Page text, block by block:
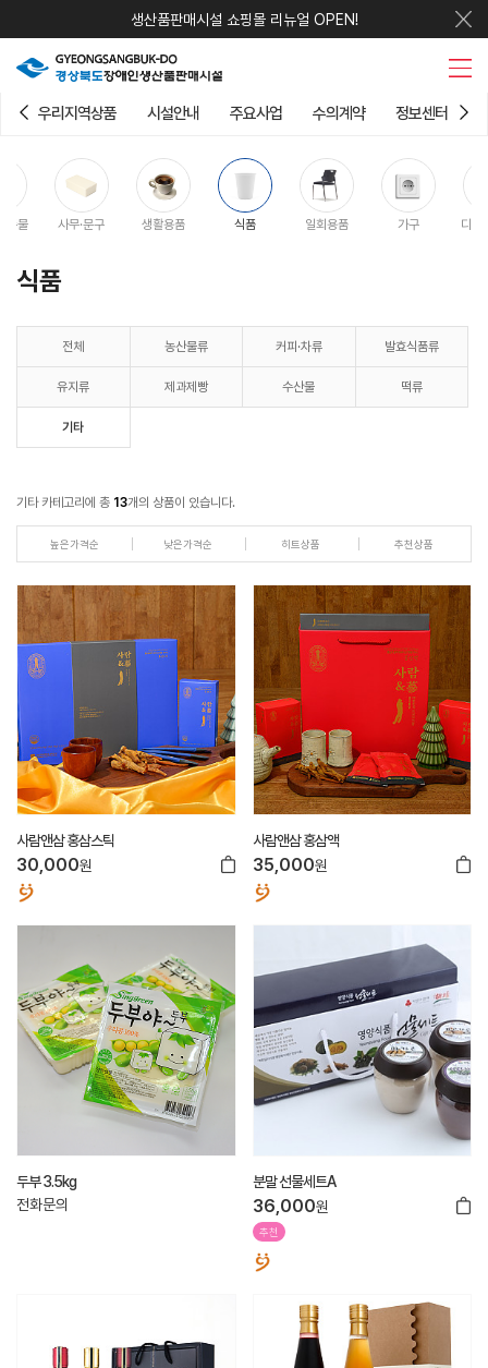
생산품판매시설 쇼핑몰 리뉴얼 OPEN!
우리지역상품 시설안내 주요사업 수의계약 정보센터
촉물 사무·문구 생활용품 식품 일회용품 가구 디지
식품
전체 농산물류 커피·차류 발효식품류
유지류 제과제빵 수산물 떡류
기타
기타 카테고리에 총 13개의 상품이 있습니다.
높은가격순 낮은가격순 히트상품 추천상품
사람앤삼 홍삼스틱
30,000원
사람앤삼 홍삼액
35,000원
두부 3.5kg
전화문의
분말 선물세트A
36,000원
추천